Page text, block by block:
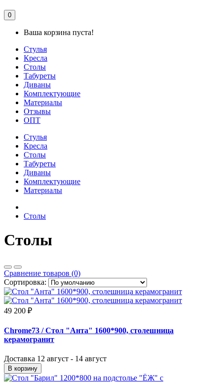
0
Ваша корзина пуста!
Стулья
Кресла
Столы
Табуреты
Диваны
Комплектующие
Материалы
Отзывы
ОПТ
Стулья
Кресла
Столы
Табуреты
Диваны
Комплектующие
Материалы
Столы
Столы
Сравнение товаров (0)
Сортировка:
49 200 ₽
Chrome73 / Стол "Анта" 1600*900, столешница
керамогранит
Доставка 12 август - 14 август
В корзину